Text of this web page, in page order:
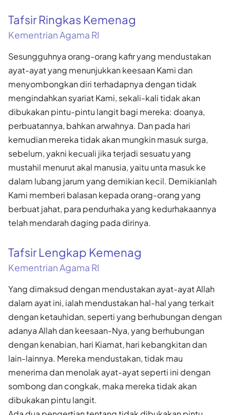
Tafsir Ringkas Kemenag
Kementrian Agama RI
Sesungguhnya orang-orang kafir yang mendustakan
ayat-ayat yang menunjukkan keesaan Kami dan
menyombongkan diri terhadapnya dengan tidak
mengindahkan syariat Kami, sekali-kali tidak akan
dibukakan pintu-pintu langit bagi mereka: doanya,
perbuatannya, bahkan arwahnya. Dan pada hari
kemudian mereka tidak akan mungkin masuk surga,
sebelum, yakni kecuali jika terjadi sesuatu yang
mustahil menurut akal manusia, yaitu unta masuk ke
dalam lubang jarum yang demikian kecil. Demikianlah
Kami memberi balasan kepada orang-orang yang
berbuat jahat, para pendurhaka yang kedurhakaannya
telah mendarah daging pada dirinya.
Tafsir Lengkap Kemenag
Kementrian Agama RI
Yang dimaksud dengan mendustakan ayat-ayat Allah
dalam ayat ini, ialah mendustakan hal-hal yang terkait
dengan ketauhidan, seperti yang berhubungan dengan
adanya Allah dan keesaan-Nya, yang berhubungan
dengan kenabian, hari Kiamat, hari kebangkitan dan
lain-lainnya. Mereka mendustakan, tidak mau
menerima dan menolak ayat-ayat seperti ini dengan
sombong dan congkak, maka mereka tidak akan
dibukakan pintu langit.